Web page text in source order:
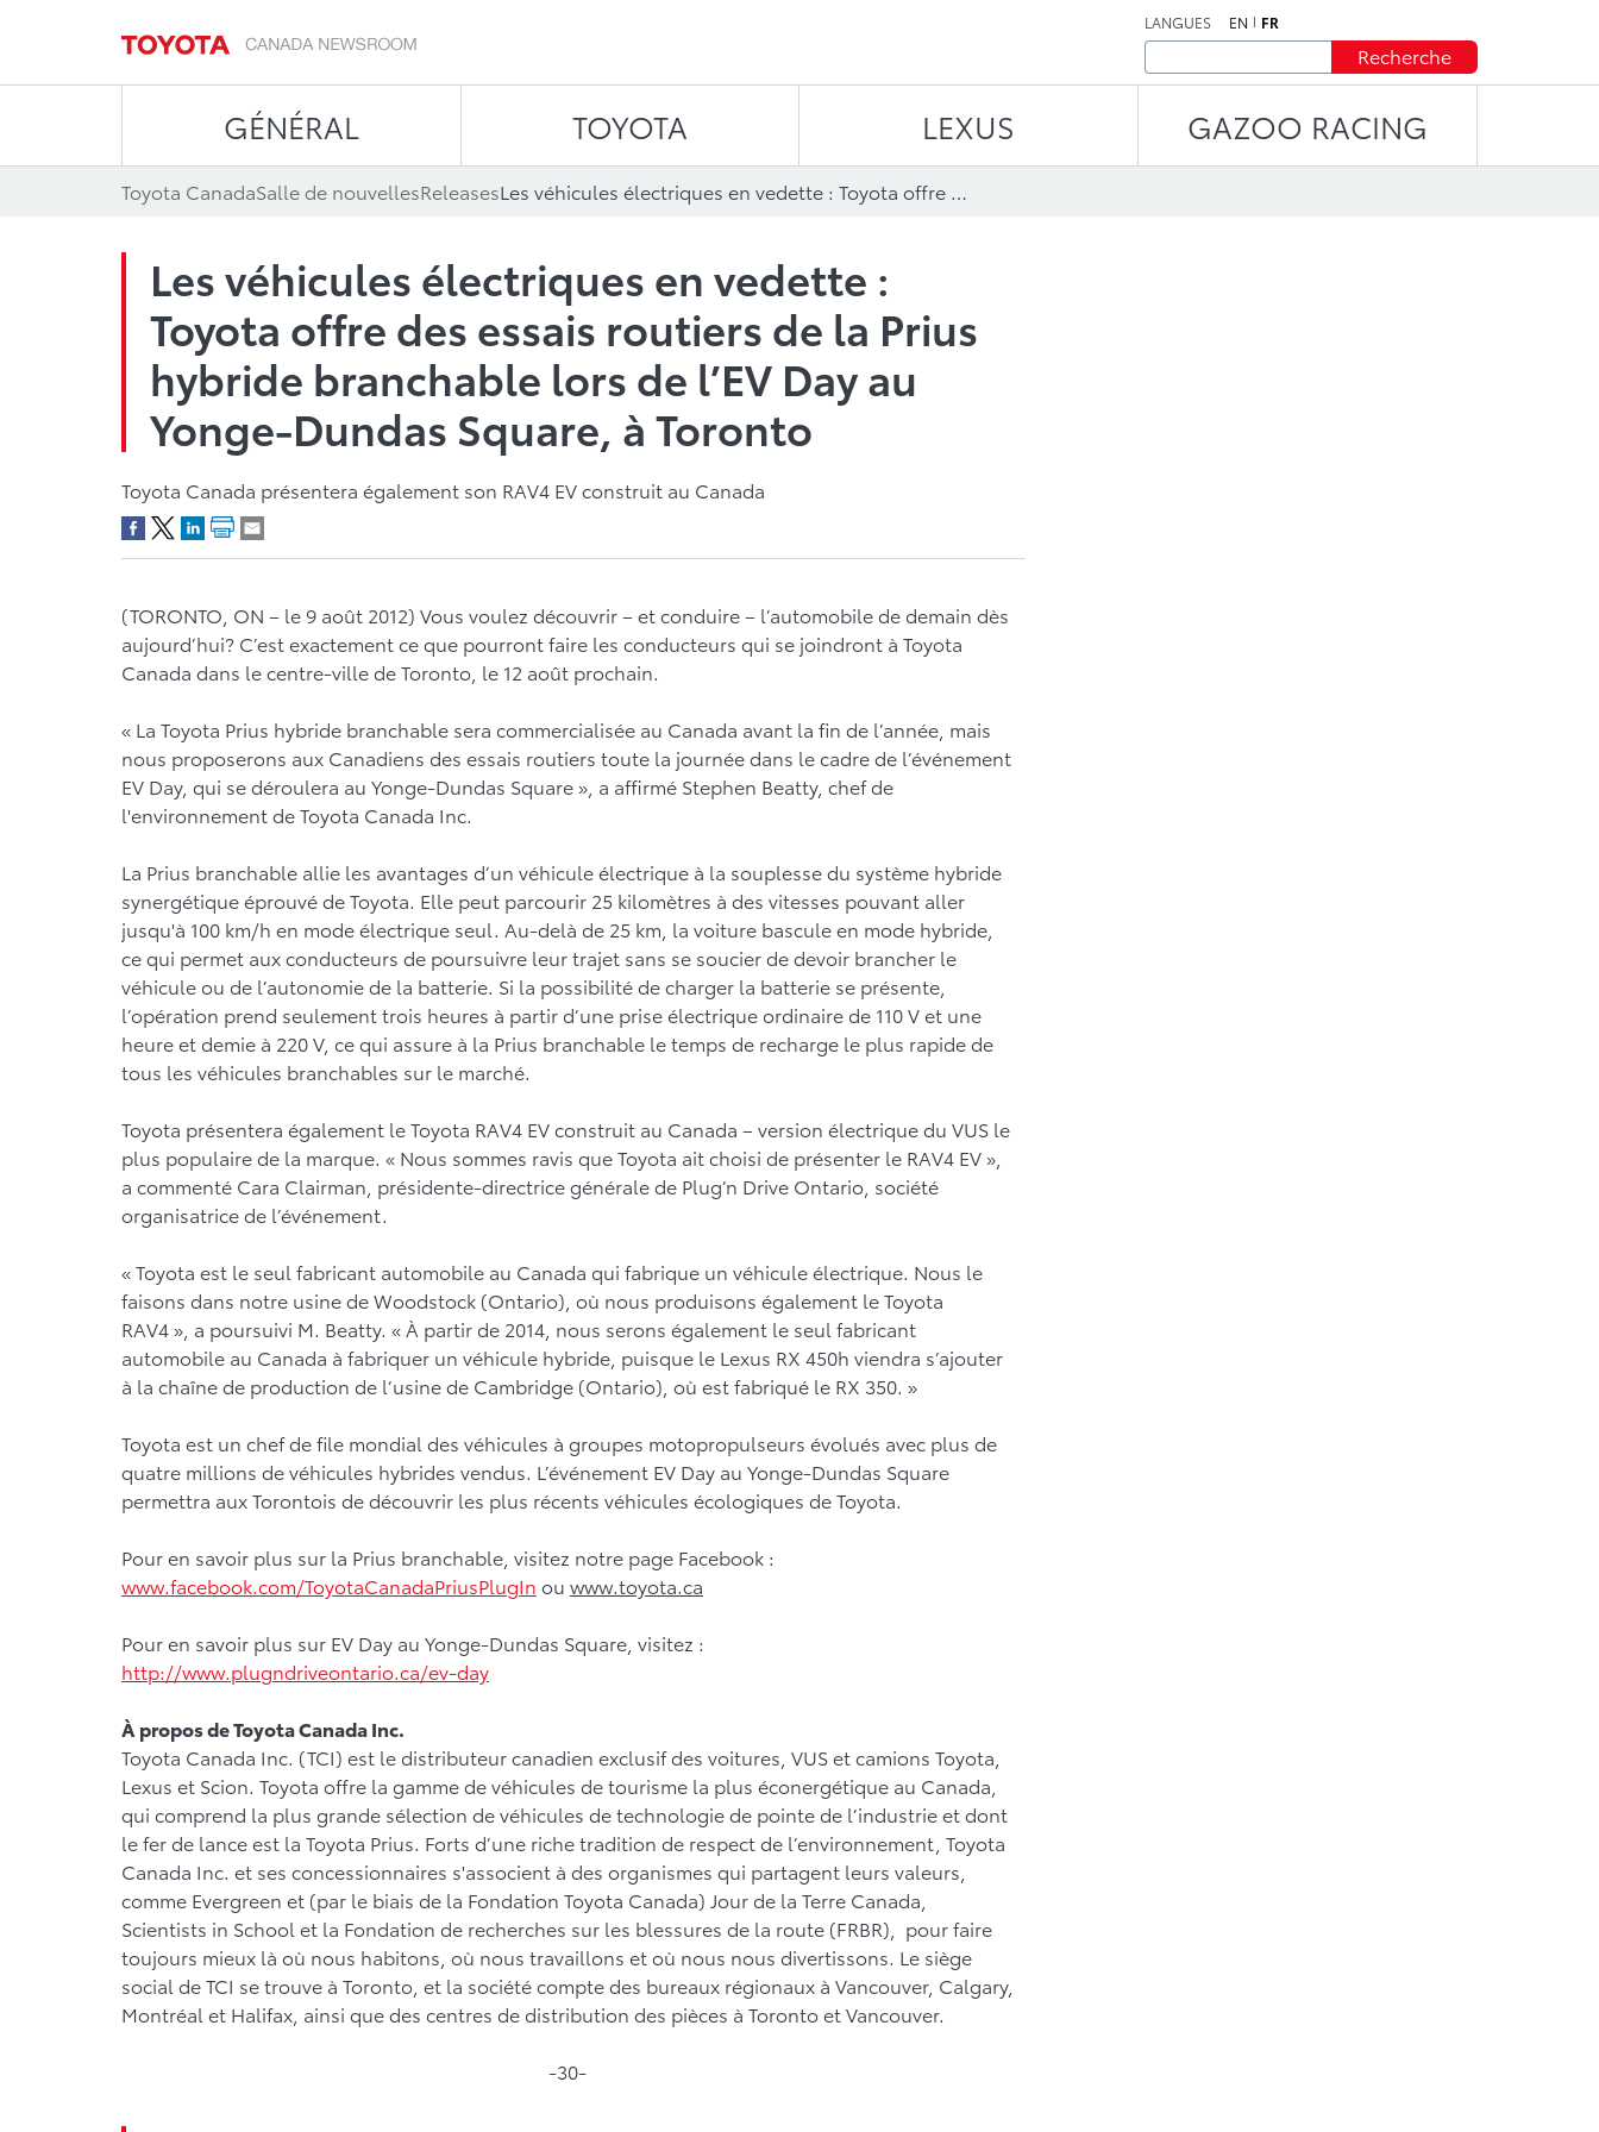
LANGUES EN FR
Recherche
GÉNÉRAL TOYOTA LEXUS GAZOO RACING
Toyota CanadaSalle de nouvellesReleases Les véhicules électriques en vedette : Toyota offre des essais routiers de la Prius hybride branchable lors de l’EV Day au Yonge-Dundas Square, à Toronto
Les véhicules électriques en vedette :
Toyota offre des essais routiers de la Prius
hybride branchable lors de l’EV Day au
Yonge-Dundas Square, à Toronto
Toyota Canada présentera également son RAV4 EV construit au Canada
(TORONTO, ON – le 9 août 2012) Vous voulez découvrir – et conduire – l’automobile de demain dès
aujourd’hui? C’est exactement ce que pourront faire les conducteurs qui se joindront à Toyota
Canada dans le centre-ville de Toronto, le 12 août prochain.
« La Toyota Prius hybride branchable sera commercialisée au Canada avant la fin de l’année, mais
nous proposerons aux Canadiens des essais routiers toute la journée dans le cadre de l’événement
EV Day, qui se déroulera au Yonge-Dundas Square », a affirmé Stephen Beatty, chef de
l'environnement de Toyota Canada Inc.
La Prius branchable allie les avantages d’un véhicule électrique à la souplesse du système hybride
synergétique éprouvé de Toyota. Elle peut parcourir 25 kilomètres à des vitesses pouvant aller
jusqu'à 100 km/h en mode électrique seul. Au-delà de 25 km, la voiture bascule en mode hybride,
ce qui permet aux conducteurs de poursuivre leur trajet sans se soucier de devoir brancher le
véhicule ou de l’autonomie de la batterie. Si la possibilité de charger la batterie se présente,
l’opération prend seulement trois heures à partir d’une prise électrique ordinaire de 110 V et une
heure et demie à 220 V, ce qui assure à la Prius branchable le temps de recharge le plus rapide de
tous les véhicules branchables sur le marché.
Toyota présentera également le Toyota RAV4 EV construit au Canada – version électrique du VUS le
plus populaire de la marque. « Nous sommes ravis que Toyota ait choisi de présenter le RAV4 EV »,
a commenté Cara Clairman, présidente-directrice générale de Plug’n Drive Ontario, société
organisatrice de l’événement.
« Toyota est le seul fabricant automobile au Canada qui fabrique un véhicule électrique. Nous le
faisons dans notre usine de Woodstock (Ontario), où nous produisons également le Toyota
RAV4 », a poursuivi M. Beatty. « À partir de 2014, nous serons également le seul fabricant
automobile au Canada à fabriquer un véhicule hybride, puisque le Lexus RX 450h viendra s’ajouter
à la chaîne de production de l’usine de Cambridge (Ontario), où est fabriqué le RX 350. »
Toyota est un chef de file mondial des véhicules à groupes motopropulseurs évolués avec plus de
quatre millions de véhicules hybrides vendus. L’événement EV Day au Yonge-Dundas Square
permettra aux Torontois de découvrir les plus récents véhicules écologiques de Toyota.
Pour en savoir plus sur la Prius branchable, visitez notre page Facebook :
www.facebook.com/ToyotaCanadaPriusPlugIn ou www.toyota.ca
Pour en savoir plus sur EV Day au Yonge-Dundas Square, visitez :
http://www.plugndriveontario.ca/ev-day
À propos de Toyota Canada Inc.
Toyota Canada Inc. (TCI) est le distributeur canadien exclusif des voitures, VUS et camions Toyota,
Lexus et Scion. Toyota offre la gamme de véhicules de tourisme la plus éconergétique au Canada,
qui comprend la plus grande sélection de véhicules de technologie de pointe de l’industrie et dont
le fer de lance est la Toyota Prius. Forts d’une riche tradition de respect de l’environnement, Toyota
Canada Inc. et ses concessionnaires s'associent à des organismes qui partagent leurs valeurs,
comme Evergreen et (par le biais de la Fondation Toyota Canada) Jour de la Terre Canada,
Scientists in School et la Fondation de recherches sur les blessures de la route (FRBR), pour faire
toujours mieux là où nous habitons, où nous travaillons et où nous nous divertissons. Le siège
social de TCI se trouve à Toronto, et la société compte des bureaux régionaux à Vancouver, Calgary,
Montréal et Halifax, ainsi que des centres de distribution des pièces à Toronto et Vancouver.
-30-